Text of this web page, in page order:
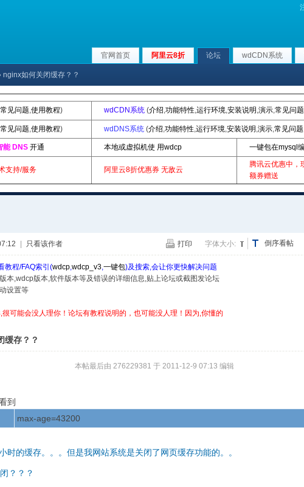
官网首页 阿里云8折 论坛 wdCDN系统
nginx如何关闭缓存？？
常见问题,使用教程) wdCDN系统 (介绍,功能特性,运行环境,安装说明 ,演示,常见问题
常见问题,使用教程) wdDNS系统 (介绍,功能特性,运行环境,安装说明 ,演示,常见问题
能 DNS 开通 本地或虚拟机使 用wdcp 一键包在mysql
支持/服务 阿里云8折优惠券 无敌云
腾讯云优惠中，
额券赠送
倒序看帖
打印 字体大小:
只看该作者
教程/FAQ索引(wdcp,wdcp_v3,一键包)及搜索,会让你更快解决问题
本,wdcp版本,软件版本等及错误的详细信息,贴上论坛或截图发论坛
设置等
可能会没人理你！论坛有教程说明的，也可能没人理！因为,你懂的
缓存？？
本帖最后由 276229381 于 2011-12-9 07:13 编辑
到
max-age=43200
时的缓存。。。但是我网站系统是关闭了网页缓存功能的。。
？？？